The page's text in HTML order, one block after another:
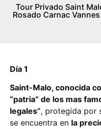
Tour Privado Saint
Rosado Carnac
Día 1
Saint-Malo, conocida
“patria” de los mas
legales”, protegida por
se encuentra en la